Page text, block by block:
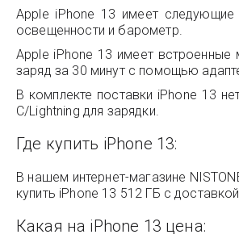
Apple iPhone 13 имеет
освещенности и барометр.
Apple iPhone 13 имеет
заряд за 30 минут с помощью
В комплекте поставки iPhone 13
C/Lightning для зарядки.
Где купить iPhone 13:
В нашем интернет-магазине
купить iPhone 13 512 ГБ с
Какая на iPhone 13 цена: